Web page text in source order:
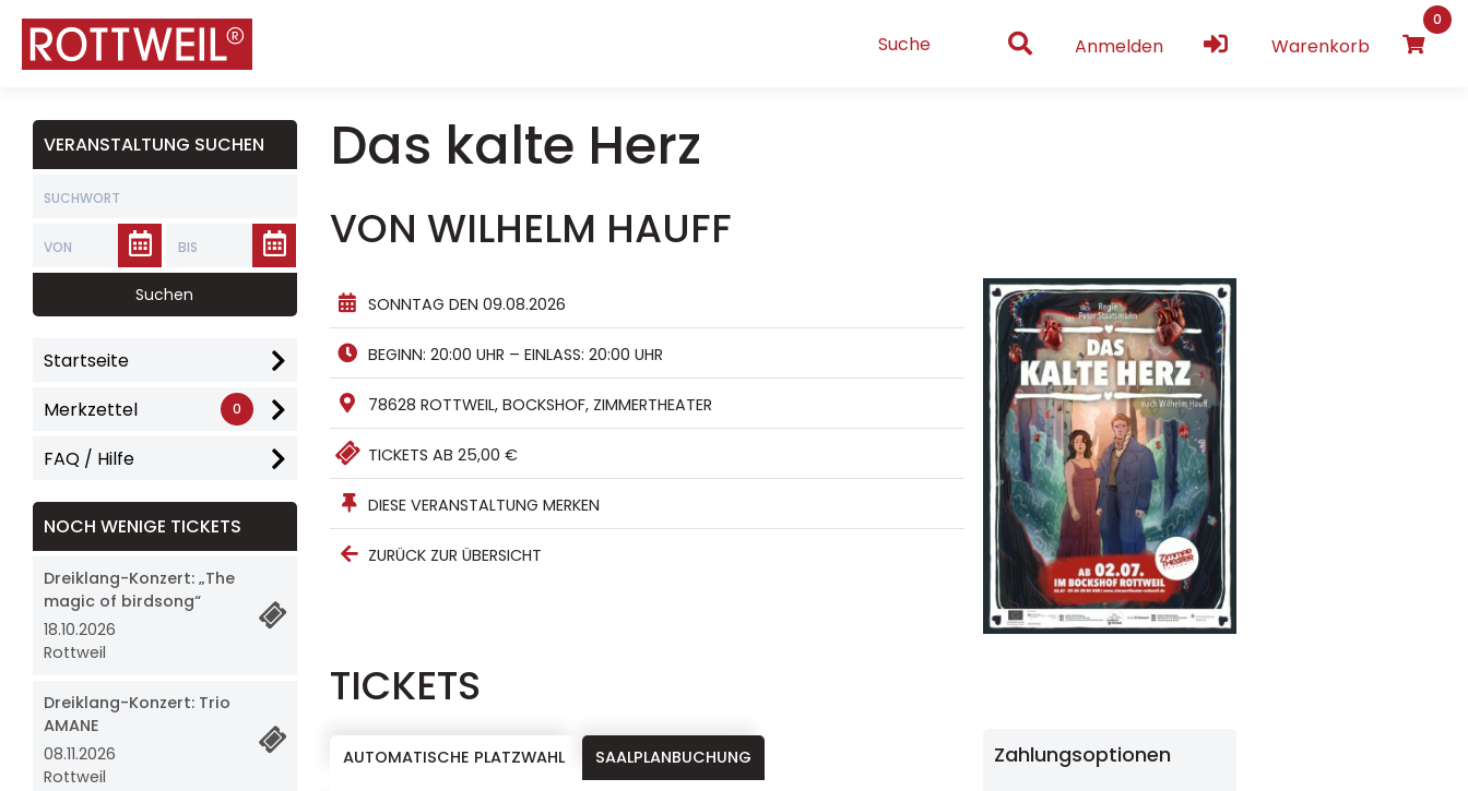
Anmelden Warenkorb
0
VERANSTALTUNG SUCHEN
Startseite
Merkzettel
0
FAQ / Hilfe
NOCH WENIGE TICKETS
Dreiklang-Konzert: „The
magic of birdsong“
18.10.2026
Rottweil
Dreiklang-Konzert: Trio
AMANE
08.11.2026
Rottweil
Das kalte Herz
VON WILHELM HAUFF
SONNTAG DEN 09.08.2026
BEGINN: 20:00 UHR – EINLASS: 20:00 UHR
78628 ROTTWEIL, BOCKSHOF, ZIMMERTHEATER
TICKETS AB 25,00 €
DIESE VERANSTALTUNG MERKEN
ZURÜCK ZUR ÜBERSICHT
TICKETS
AUTOMATISCHE PLATZWAHL SAALPLANBUCHUNG Zahlungsoptionen